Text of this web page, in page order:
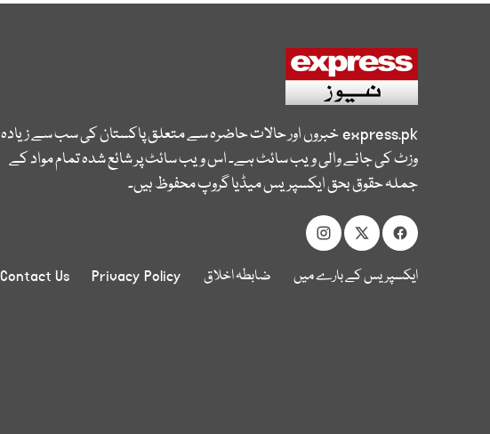
express.pkخبروں اور حالات حاضرہ سے متعلق پاکستان کی سب سے زیادہ
وزٹ کی جانے والی ویب سائٹ ہے۔ اس ویب سائٹ پر شائع شدہ تمام مواد کے
جملہ حقوق بحق ایکسپریس میڈیا گروپ محفوظ ہیں۔
ایکسپریس کے بارے میں ضابطہ اخلاق Privacy Policy
Contact Us